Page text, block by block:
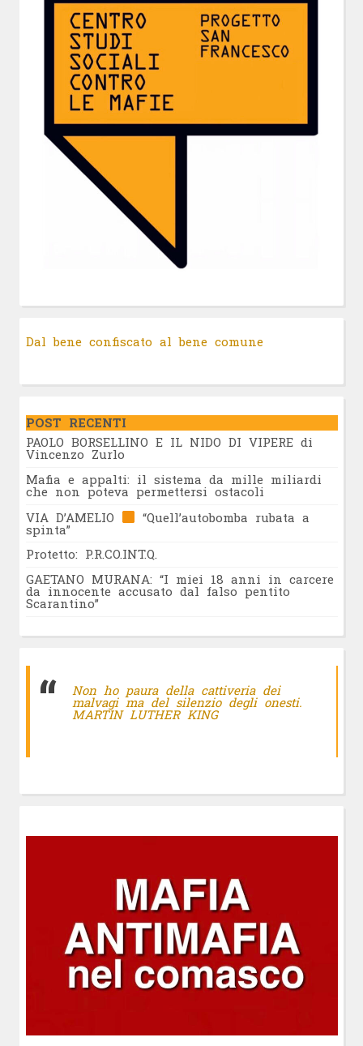
Dal bene confiscato al bene comune
POST RECENTI
PAOLO BORSELLINO E IL NIDO DI VIPERE di
Vincenzo Zurlo
Mafia e appalti: il sistema da mille miliardi
che non poteva permettersi ostacoli
VIA D’AMELIO
“Quell’autobomba rubata a
spinta”
Protetto: P.R.CO.INT.Q.
GAETANO MURANA: “I miei 18 anni in carcere
da innocente accusato dal falso pentito
Scarantino”
Non ho paura della cattiveria dei
malvagi ma del silenzio degli onesti.
MARTIN LUTHER KING